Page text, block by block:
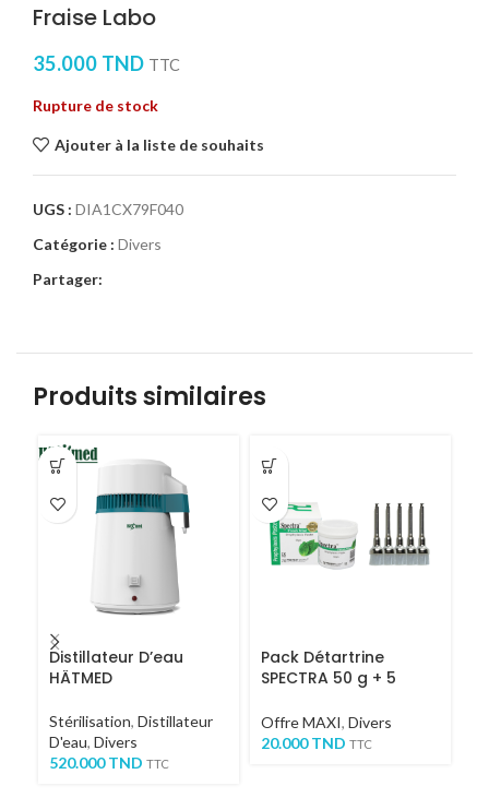
Fraise Labo
35.000 TND TTC
Rupture de stock
Ajouter à la liste de souhaits
UGS : DIA1CX79F040
Catégorie : Divers
Partager:
Produits similaires
Distillateur D’eau
HÄTMED
Stérilisation, Distillateur
D'eau, Divers
520.000TND TTC
Pack Détartrine
SPECTRA 50 g + 5
détartrage
Offre MAXI, Divers
20.000TND TTC